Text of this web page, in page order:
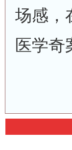
场感，
医学奇